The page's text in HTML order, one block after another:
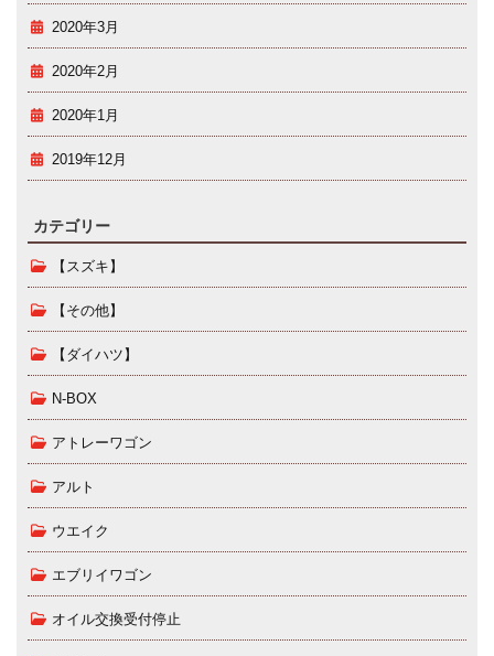
2020年3月
2020年2月
2020年1月
2019年12月
カテゴリー
【スズキ】
【その他】
【ダイハツ】
N-BOX
アトレーワゴン
アルト
ウエイク
エブリイワゴン
オイル交換受付停止